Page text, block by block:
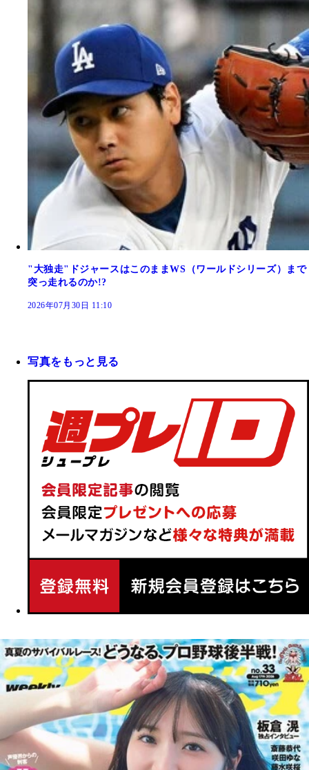
"大独走"ドジャースはこのままWS（ワールドシリーズ）まで
突っ走れるのか!?
2026年07月30日 11:10
写真をもっと見る